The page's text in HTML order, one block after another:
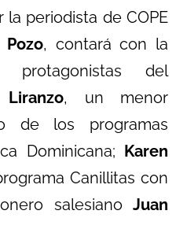
periodista de COPE
Pozo, contará con la
del
, un menor
de los programas
Dominicana; Karen
Canillitas con
salesiano Juan